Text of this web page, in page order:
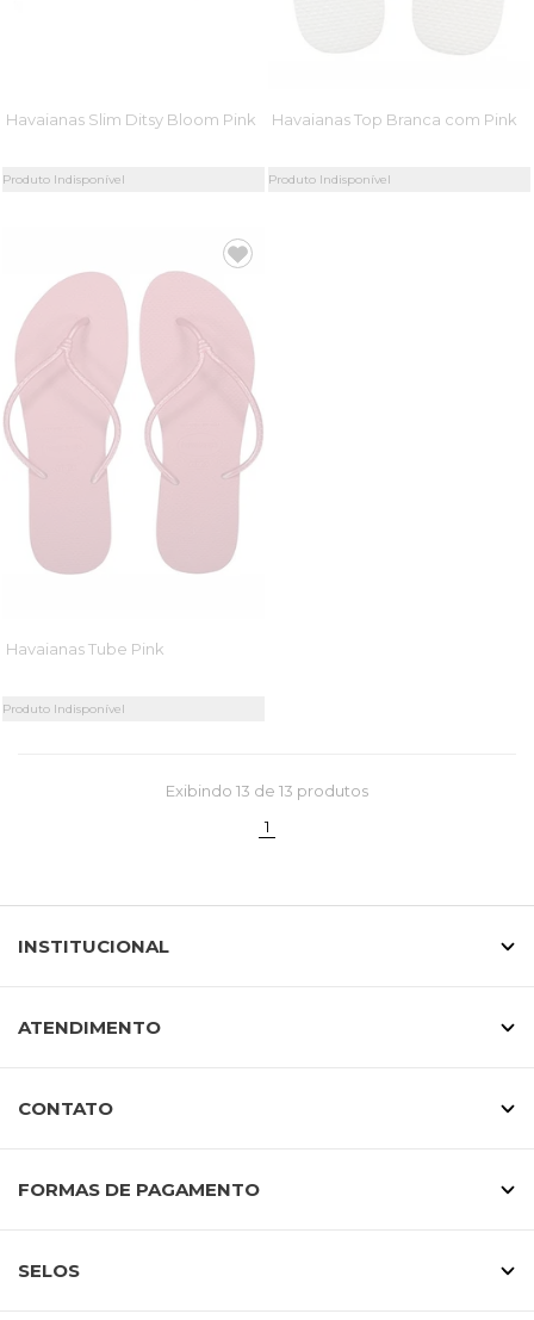
Havaianas Slim Ditsy Bloom Pink
Produto Indisponível
Havaianas Top Branca com Pink
Produto Indisponível
Havaianas Tube Pink
Produto Indisponível
Exibindo 13 de 13 produtos
1
INSTITUCIONAL
ATENDIMENTO
CONTATO
FORMAS DE PAGAMENTO
SELOS